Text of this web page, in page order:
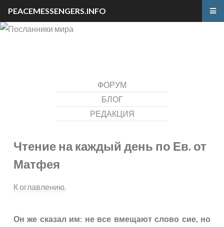
ФОРУМ
БЛОГ
РЕДАКЦИЯ
Чтение на каждый день по Ев. от
Матфея
К оглавлению.
Он же сказал им: не все вмещают слово сие, но
PEACEMESSENGERS.INFO